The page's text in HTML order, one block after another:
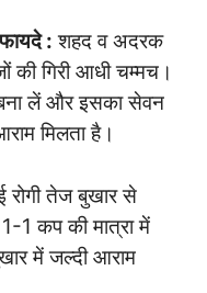
: शहद व अदरक
गिरी आधी चम्मच।
लें और इसका सेवन
मिलता है।
रोगी तेज बुखार से
1 कप की मात्रा में
में जल्दी आराम